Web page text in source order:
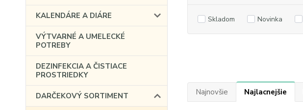
KALENDÁRE A DIÁRE
VÝTVARNÉ A UMELECKÉ
POTREBY
DEZINFEKCIA A ČISTIACE
PROSTRIEDKY
DARČEKOVÝ SORTIMENT
Skladom Novinka
Najnovšie Najlacnejšie